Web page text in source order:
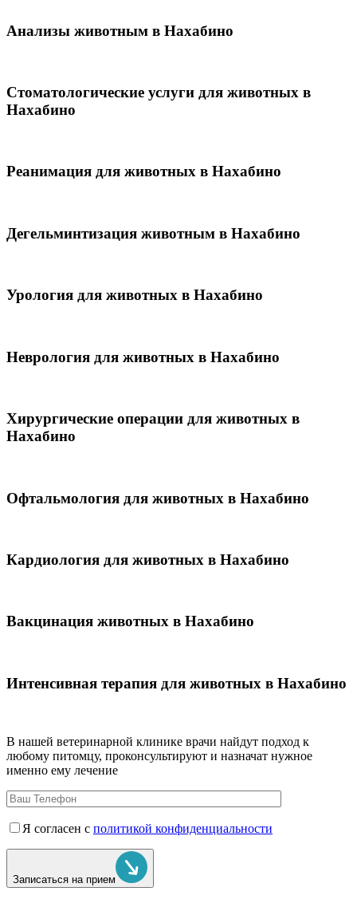
Анализы животным в Нахабино
Стоматологические услуги для животных в
Нахабино
Реанимация для животных в Нахабино
Дегельминтизация животным в Нахабино
Урология для животных в Нахабино
Неврология для животных в Нахабино
Хирургические операции для животных в
Нахабино
Офтальмология для животных в Нахабино
Кардиология для животных в Нахабино
Вакцинация животных в Нахабино
Интенсивная терапия для животных в Нахабино
В нашей ветеринарной клинике врачи найдут подход к
любому питомцу, проконсультируют и назначат нужное
именно ему лечение
Я согласен с политикой конфиденциальности
Записаться на прием